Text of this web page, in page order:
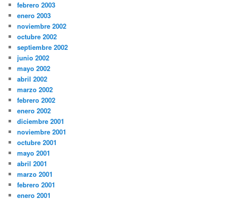
febrero 2003
enero 2003
noviembre 2002
octubre 2002
septiembre 2002
junio 2002
mayo 2002
abril 2002
marzo 2002
febrero 2002
enero 2002
diciembre 2001
noviembre 2001
octubre 2001
mayo 2001
abril 2001
marzo 2001
febrero 2001
enero 2001